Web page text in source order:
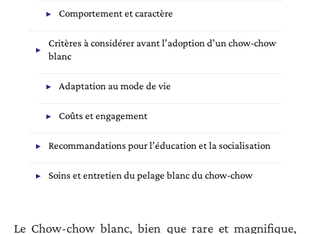
Comportement et caractère
Critères à considérer avant l’adoption d’un chow-chow
blanc
Adaptation au mode de vie
Coûts et engagement
Recommandations pour l’éducation et la socialisation
Soins et entretien du pelage blanc du chow-chow
Le Chow-chow blanc, bien que rare et magnifique,